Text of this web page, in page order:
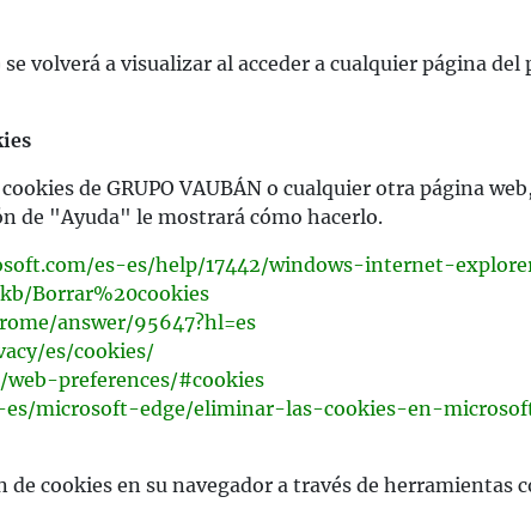
se volverá a visualizar al acceder a cualquier página
de GRUPO VAUBÁN o cualquier otra página
de "Ayuda" le mostrará cómo hacerlo.
es-es/help/17442/windows-internet-
Borrar%20cookies
answer/95647?hl=es
es/cookies/
preferences/#cookies
microsoft-edge/eliminar-las-cookies-en-
cookies en su navegador a través de herramientas